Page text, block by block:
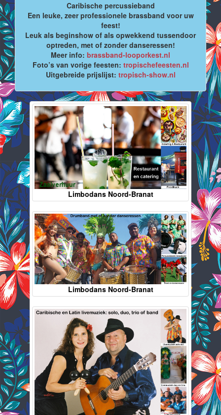
Caribische percussieband
Een leuke, zeer professionele brassband voor uw
feest!
Leuk als beginshow of als opwekkend tussendoor
optreden, met of zonder danseressen!
Meer info: brassband-looporkest.nl
Foto’s van vorige feesten: tropischefeesten.nl
Uitgebreide prijslijst: tropisch-show.nl
Limbodans Noord-Branat
Limbodans Noord-Branat